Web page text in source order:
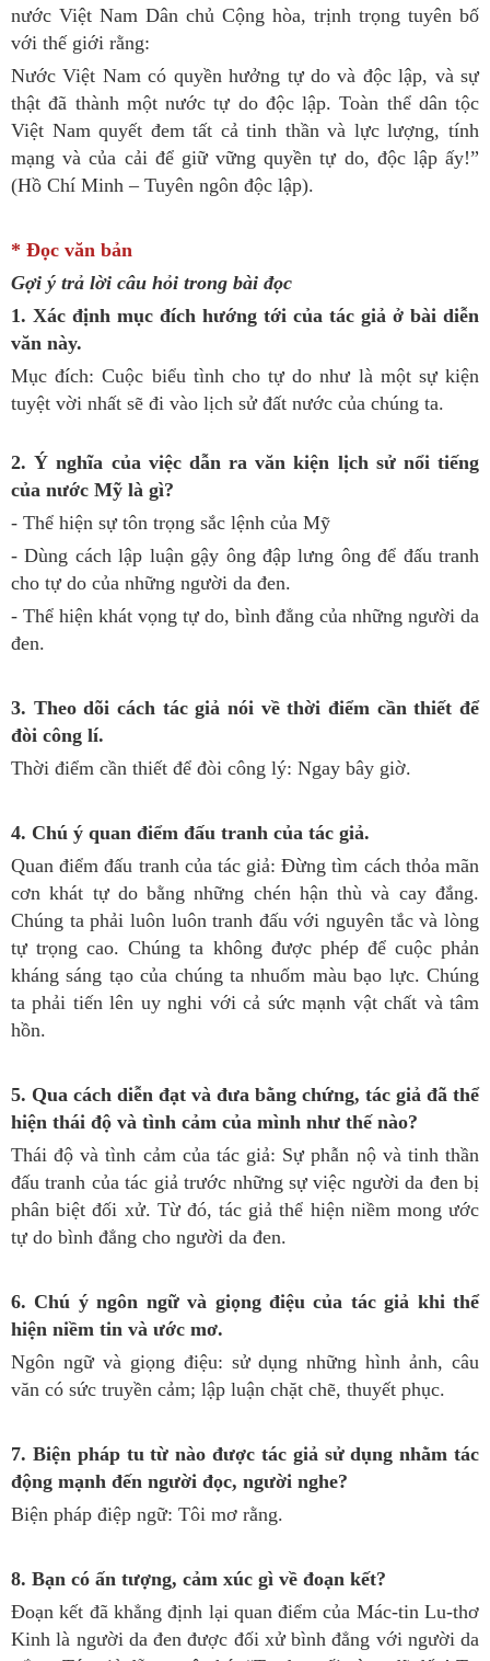
nước Việt Nam Dân chủ Cộng hòa, trịnh trọng tuyên bố
với thế giới rằng:
Nước Việt Nam có quyền hưởng tự do và độc lập, và sự
thật đã thành một nước tự do độc lập. Toàn thể dân tộc
Việt Nam quyết đem tất cả tinh thần và lực lượng, tính
mạng và của cải để giữ vững quyền tự do, độc lập ấy!”
(Hồ Chí Minh – Tuyên ngôn độc lập).
* Đọc văn bản
Gợi ý trả lời câu hỏi trong bài đọc
1. Xác định mục đích hướng tới của tác giả ở bài diễn
văn này.
Mục đích: Cuộc biểu tình cho tự do như là một sự kiện
tuyệt vời nhất sẽ đi vào lịch sử đất nước của chúng ta.
2. Ý nghĩa của việc dẫn ra văn kiện lịch sử nổi tiếng
của nước Mỹ là gì?
- Thể hiện sự tôn trọng sắc lệnh của Mỹ
- Dùng cách lập luận gậy ông đập lưng ông để đấu tranh
cho tự do của những người da đen.
- Thể hiện khát vọng tự do, bình đẳng của những người da
đen.
3. Theo dõi cách tác giả nói về thời điểm cần thiết để
đòi công lí.
Thời điểm cần thiết để đòi công lý: Ngay bây giờ.
4. Chú ý quan điểm đấu tranh của tác giả.
Quan điểm đấu tranh của tác giả: Đừng tìm cách thỏa mãn
cơn khát tự do bằng những chén hận thù và cay đắng.
Chúng ta phải luôn luôn tranh đấu với nguyên tắc và lòng
tự trọng cao. Chúng ta không được phép để cuộc phản
kháng sáng tạo của chúng ta nhuốm màu bạo lực. Chúng
ta phải tiến lên uy nghi với cả sức mạnh vật chất và tâm
hồn.
5. Qua cách diễn đạt và đưa bằng chứng, tác giả đã thể
hiện thái độ và tình cảm của mình như thế nào?
Thái độ và tình cảm của tác giả: Sự phẫn nộ và tinh thần
đấu tranh của tác giả trước những sự việc người da đen bị
phân biệt đối xử. Từ đó, tác giả thể hiện niềm mong ước
tự do bình đẳng cho người da đen.
6. Chú ý ngôn ngữ và giọng điệu của tác giả khi thể
hiện niềm tin và ước mơ.
Ngôn ngữ và giọng điệu: sử dụng những hình ảnh, câu
văn có sức truyền cảm; lập luận chặt chẽ, thuyết phục.
7. Biện pháp tu từ nào được tác giả sử dụng nhằm tác
động mạnh đến người đọc, người nghe?
Biện pháp điệp ngữ: Tôi mơ rằng.
8. Bạn có ấn tượng, cảm xúc gì về đoạn kết?
Đoạn kết đã khẳng định lại quan điểm của Mác-tin Lu-thơ
Kinh là người da đen được đối xử bình đẳng với người da